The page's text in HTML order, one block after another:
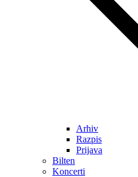
Arhiv
Razpis
Prijava
Bilten
Koncerti